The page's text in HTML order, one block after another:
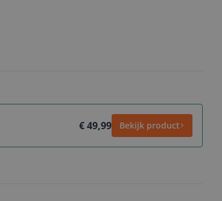
€ 49,99 Bekijk product